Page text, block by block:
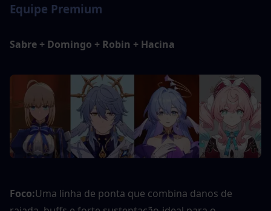
Equipe Premium
Sabre + Domingo + Robin + Hacina
Foco:Uma linha de ponta que combina danos de